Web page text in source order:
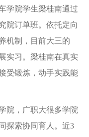
学院学生梁桂南通过
院订单班。依托定向
机制，目前大三的
实习。梁桂南在真实
受锻炼，动手实践能
院，广职大很多学院
探索协同育人。近3